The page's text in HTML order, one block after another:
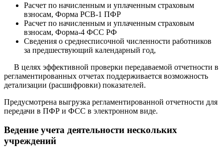
Расчет по начисленным и уплаченным страховым
взносам, Форма РСВ-1 ПФР
Расчет по начисленным и уплаченным страховым
взносам, Форма-4 ФСС РФ
Сведения о среднесписочной численности работников
за предшествующий календарный год,
В целях эффективной проверки передаваемой отчетности в
регламентированных отчетах поддерживается возможность
детализации (расшифровки) показателей.
Предусмотрена выгрузка регламентированной отчетности для
передачи в ПФР и ФСС в электронном виде.
Ведение учета деятельности нескольких
учреждений